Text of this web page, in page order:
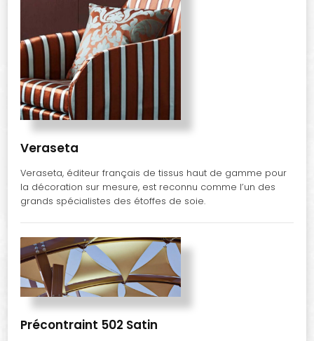
Veraseta
Veraseta, éditeur français de tissus haut de gamme pour
la décoration sur mesure, est reconnu comme l’un des
grands spécialistes des étoffes de soie.
Précontraint 502 Satin